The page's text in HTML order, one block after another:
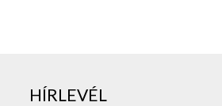
HÍRLEVÉL